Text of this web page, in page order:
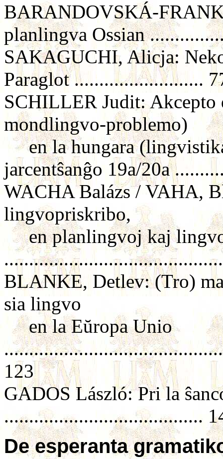
BARANDOVSKÁ-
planlingva Ossian
SAKAGUCHI, Alicja:
Paraglot ..........................
SCHILLER Judit: Akcepto
mondlingvo-problemo)
en la hungara
jarcentŝanĝo 19a/20a
WACHA Balázs / VAHA,
lingvopriskribo,
en planlingvoj kaj
BLANKE, Detlev: (Tro)
sia lingvo
en la Eŭropa Unio
123
GADOS László: Pri la
........................................
De esperanta